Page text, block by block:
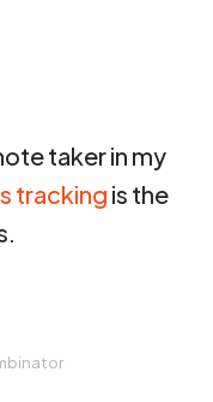
taker in my
tracking is the